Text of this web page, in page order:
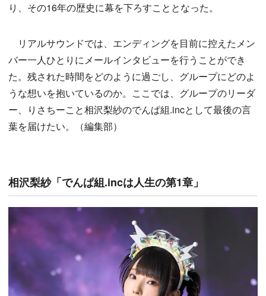
り、その16年の歴史に幕を下ろすこととなった。
リアルサウンドでは、エンディングを目前に控えたメン
バー一人ひとりにメールインタビューを行うことができ
た。残された時間をどのように過ごし、グループにどのよ
うな想いを抱いているのか。ここでは、グループのリーダ
ー、りさちーこと相沢梨紗のでんぱ組.incとして最後の言
葉を届けたい。（編集部）
相沢梨紗「でんぱ組.incは人生の第1章」